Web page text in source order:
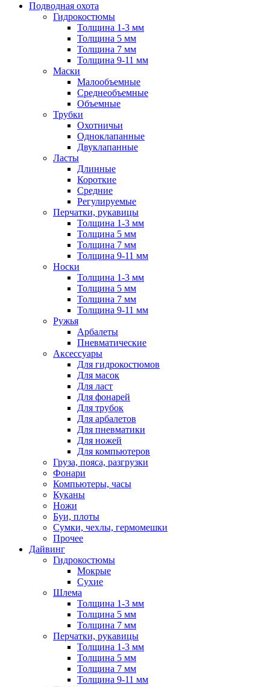
Подводная охота
Гидрокостюмы
Толщина 1-3 мм
Толщина 5 мм
Толщина 7 мм
Толщина 9-11 мм
Маски
Малообъемные
Среднеобъемные
Объемные
Трубки
Охотничьи
Одноклапанные
Двуклапанные
Ласты
Длинные
Короткие
Средние
Регулируемые
Перчатки, рукавицы
Толщина 1-3 мм
Толщина 5 мм
Толщина 7 мм
Толщина 9-11 мм
Носки
Толщина 1-3 мм
Толщина 5 мм
Толщина 7 мм
Толщина 9-11 мм
Ружья
Арбалеты
Пневматические
Аксессуары
Для гидрокостюмов
Для масок
Для ласт
Для фонарей
Для трубок
Для арбалетов
Для пневматики
Для ножей
Для компьютеров
Груза, пояса, разгрузки
Фонари
Компьютеры, часы
Куканы
Ножи
Буи, плоты
Сумки, чехлы, гермомешки
Прочее
Дайвинг
Гидрокостюмы
Мокрые
Сухие
Шлема
Толщина 1-3 мм
Толщина 5 мм
Толщина 7 мм
Перчатки, рукавицы
Толщина 1-3 мм
Толщина 5 мм
Толщина 7 мм
Толщина 9-11 мм